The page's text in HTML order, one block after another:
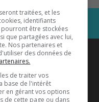
est diffusé
HD2
sur…
traitées, et les
identifiants
être stockées
que partagées avec lui,
Nos partenaires et
des données de
de traiter vos
base de l'intérêt
en gérant vos options
de cette page ou dans